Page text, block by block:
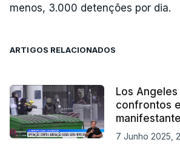
menos, 3.000 detenções por dia.
ARTIGOS RELACIONADOS
Los
confrontos
7 Junho 2025,